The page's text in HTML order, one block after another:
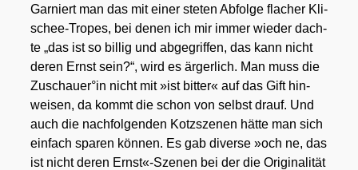
Gar­niert man das mit einer ste­ten Abfol­ge fla­cher Kli­
schee-Tro­pes, bei denen ich mir immer wie­der dach­
te „das ist so bil­lig und abge­grif­fen, das kann nicht
deren Ernst sein?“, wird es ärger­lich. Man muss die
Zuschauer°in nicht mit »ist bit­ter« auf das Gift hin­
wei­sen, da kommt die schon von selbst drauf. Und
auch die nach­fol­gen­den Kotz­sze­nen hät­te man sich
ein­fach spa­ren kön­nen. Es gab diver­se »och ne, das
ist nicht deren Ernst«-Szenen bei der die Ori­gi­na­li­tät